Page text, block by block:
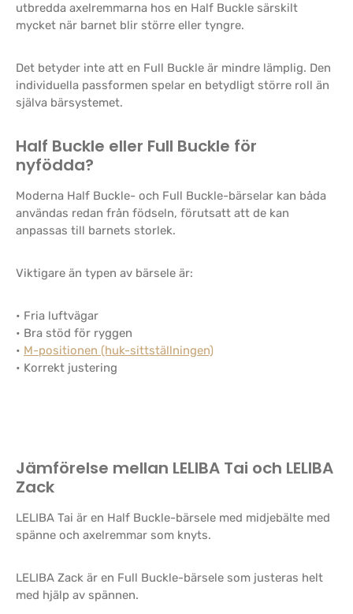
utbredda axelremmarna hos en Half Buckle särskilt
mycket när barnet blir större eller tyngre.
Det betyder inte att en Full Buckle är mindre lämplig. Den
individuella passformen spelar en betydligt större roll än
själva bärsystemet.
Half Buckle eller Full Buckle för
nyfödda?
Moderna Half Buckle- och Full Buckle-bärselar kan båda
användas redan från födseln, förutsatt att de kan
anpassas till barnets storlek.
Viktigare än typen av bärsele är:
• Fria luftvägar
• Bra stöd för ryggen
• M-positionen (huk-sittställningen)
• Korrekt justering
Jämförelse mellan LELIBA Tai och LELIBA
Zack
LELIBA Tai är en Half Buckle-bärsele med midjebälte med
spänne och axelremmar som knyts.
LELIBA Zack är en Full Buckle-bärsele som justeras helt
med hjälp av spännen.